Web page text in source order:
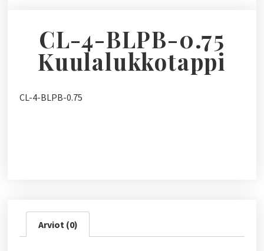
CL-4-BLPB-0.75
Kuulalukkotappi
CL-4-BLPB-0.75
Arviot (0)